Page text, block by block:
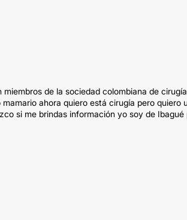
de la sociedad colombiana de
ahora quiero está cirugía pero
si me brindas información yo soy de